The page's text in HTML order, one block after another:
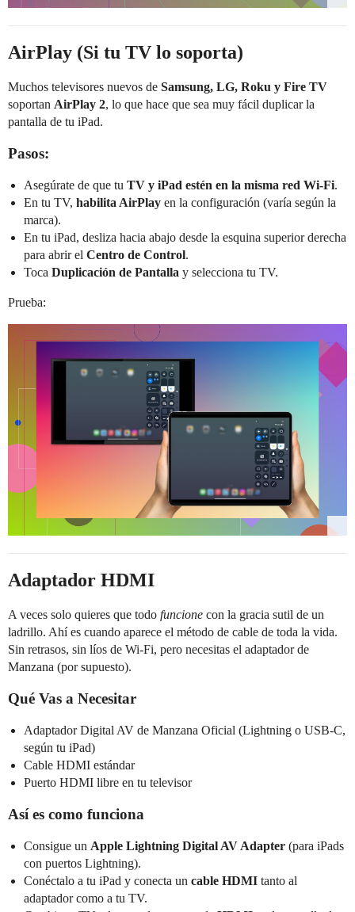
AirPlay (Si tu TV lo soporta)
Muchos televisores nuevos de Samsung, LG, Roku y Fire TV
soportan AirPlay 2, lo que hace que sea muy fácil duplicar la
pantalla de tu iPad.
Pasos:
Asegúrate de que tu TV y iPad estén en la misma red Wi-Fi.
En tu TV, habilita AirPlay en la configuración (varía según la
marca).
En tu iPad, desliza hacia abajo desde la esquina superior derecha
para abrir el Centro de Control.
Toca Duplicación de Pantalla y selecciona tu TV.
Prueba:
Adaptador HDMI
A veces solo quieres que todo funcione con la gracia sutil de un
ladrillo. Ahí es cuando aparece el método de cable de toda la vida.
Sin retrasos, sin líos de Wi-Fi, pero necesitas el adaptador de
Manzana (por supuesto).
Qué Vas a Necesitar
Adaptador Digital AV de Manzana Oficial (Lightning o USB-C,
según tu iPad)
Cable HDMI estándar
Puerto HDMI libre en tu televisor
Así es como funciona
Consigue un Apple Lightning Digital AV Adapter (para iPads
con puertos Lightning).
Conéctalo a tu iPad y conecta un cable HDMI tanto al
adaptador como a tu TV.